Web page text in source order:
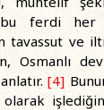
bu ferdi
ve
Osmanlı
[4]